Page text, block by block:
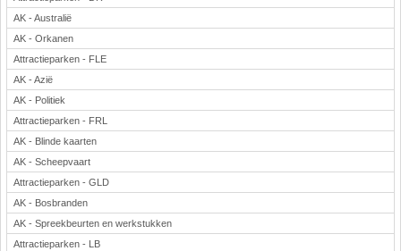
AK - Australië
AK - Orkanen
Attractieparken - FLE
AK - Azië
AK - Politiek
Attractieparken - FRL
AK - Blinde kaarten
AK - Scheepvaart
Attractieparken - GLD
AK - Bosbranden
AK - Spreekbeurten en werkstukken
Attractieparken - LB